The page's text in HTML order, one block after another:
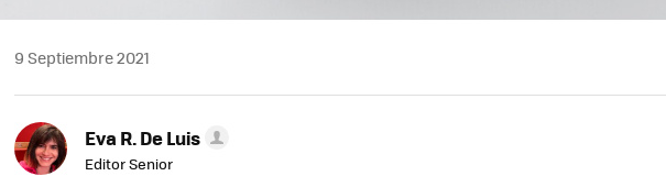
9 Septiembre 2021
Eva R. De Luis
Editor Senior